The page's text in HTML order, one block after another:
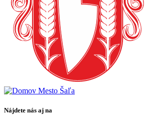
Nájdete nás aj na